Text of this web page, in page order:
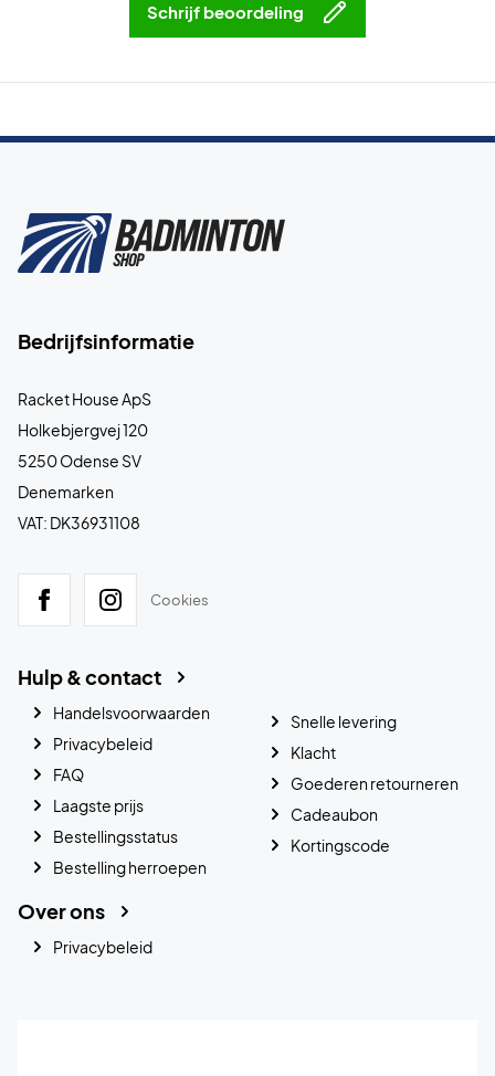
Schrijf beoordeling
Bedrijfsinformatie
Racket House ApS
Holkebjergvej 120
5250 Odense SV
Denemarken
VAT: DK36931108
Cookies
Hulp & contact
Handelsvoorwaarden
Privacybeleid
FAQ
Laagste prijs
Bestellingsstatus
Bestelling herroepen
Snelle levering
Klacht
Goederen retourneren
Cadeaubon
Kortingscode
Over ons
Privacybeleid